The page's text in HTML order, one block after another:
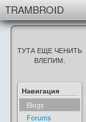
TRAMBROID
ТУТА ЕЩЕ ЧЕНИТЬ
ВЛЕПИМ.
Навигация
Blogs
Forums